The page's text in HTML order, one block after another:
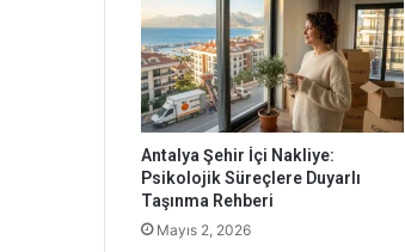
Antalya Şehir İçi Nakliye:
Psikolojik Süreçlere Duyarlı
Taşınma Rehberi
Mayıs 2, 2026